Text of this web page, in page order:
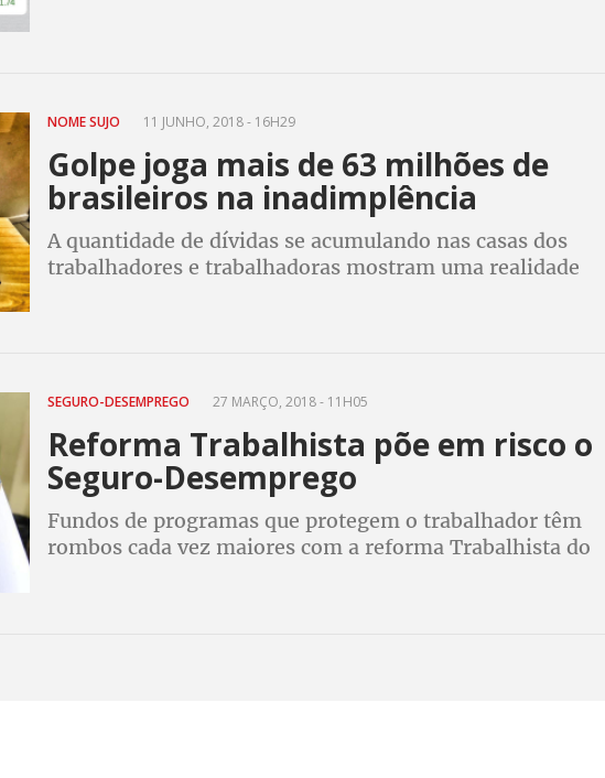
NOME SUJO 11 JUNHO, 2018 - 16H29
Golpe joga mais de 63 milhões de
brasileiros na inadimplência
A quantidade de dívidas se acumulando nas casas dos
trabalhadores e trabalhadoras mostram uma realidade
SEGURO-DESEMPREGO 27 MARÇO, 2018 - 11H05
Reforma Trabalhista põe em risco o
Seguro-Desemprego
Fundos de programas que protegem o trabalhador têm
rombos cada vez maiores com a reforma Trabalhista do